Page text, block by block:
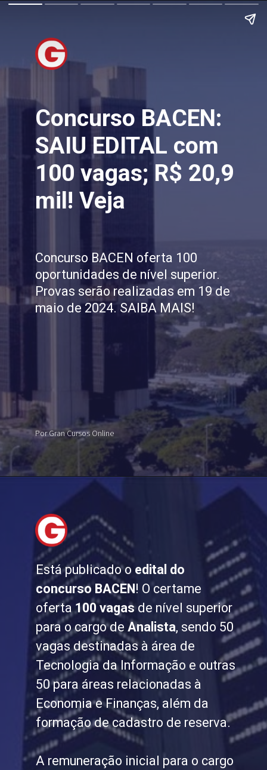
Concurso BACEN:
SAIU EDITAL com
100 vagas; R$ 20,9
mil! Veja
Concurso BACEN oferta 100
oportunidades de nível superior.
Provas serão realizadas em 19 de
maio de 2024. SAIBA MAIS!
Por Gran Cursos Online
Está publicado o edital do
concurso BACEN! O certame
oferta100 vagasde nível superior
para o cargo de Analista, sendo 50
vagas destinadas à área de
Tecnologia da Informação e outras
50 para áreas relacionadas à
Economia e Finanças, além da
formação de cadastro de reserva.
A remuneração inicial para o cargo